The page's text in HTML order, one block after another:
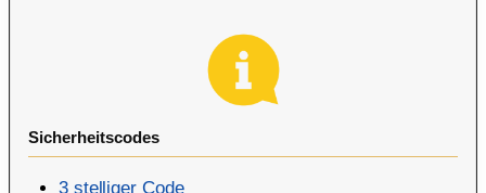
Sicherheitscodes
3 stelliger Code